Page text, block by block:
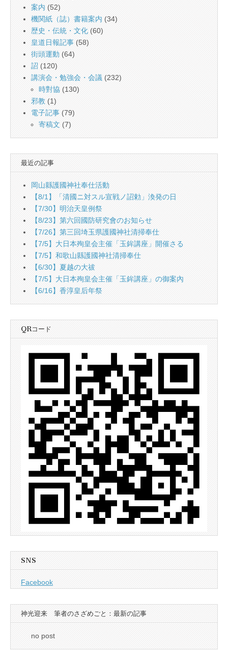
案内 (52)
機関紙（誌）書籍案内 (34)
歴史・伝統・文化 (60)
皇道日報記事 (58)
街頭運動 (64)
詔 (120)
講演会・勉強会・会議 (232)
時對協 (130)
邪教 (1)
電子記事 (79)
寄稿文 (7)
最近の記事
岡山縣護國神社奉仕活動
【8/1】「清國ニ対スル宣戦ノ詔勅」渙発の日
【7/30】明治天皇例祭
【8/23】第六回國防研究會のお知らせ
【7/26】第三回埼玉県護國神社清掃奉仕
【7/5】大日本殉皇会主催「玉鉾講座」開催さる
【7/5】和歌山縣護國神社清掃奉仕
【6/30】夏越の大祓
【7/5】大日本殉皇会主催「玉鉾講座」の御案內
【6/16】香淳皇后年祭
QRコード
SNS
Facebook
神光迎来 筆者のさざめごと：最新の記事
no post